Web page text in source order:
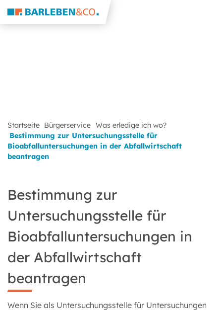
Startseite Bürgerservice Was erledige ich wo?
Bestimmung zur Untersuchungsstelle für
Bioabfalluntersuchungen in der Abfallwirtschaft
beantragen
Bestimmung zur
Untersuchungsstelle für
Bioabfalluntersuchungen in
der Abfallwirtschaft
beantragen
Wenn Sie als Untersuchungsstelle für Untersuchungen